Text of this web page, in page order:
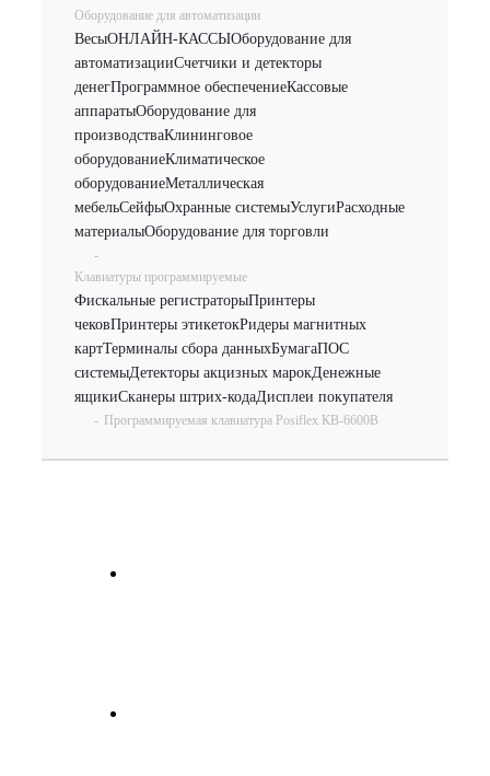
Оборудование для автоматизации
ВесыОНЛАЙН-КАССЫОборудование для
автоматизацииСчетчики и детекторы
денегПрограммное обеспечениеКассовые
аппаратыОборудование для
производстваКлининговое
оборудованиеКлиматическое
оборудованиеМеталлическая
мебельСейфыОхранные системыУслугиРасходные
материалыОборудование для торговли
-
Клавиатуры программируемые
Фискальные регистраторыПринтеры
чековПринтеры этикетокРидеры магнитных
картТерминалы сбора данныхБумагаПОС
системыДетекторы акцизных марокДенежные
ящикиСканеры штрих-кодаДисплеи покупателя
- Программируемая клавиатура Posiflex КВ-6600B